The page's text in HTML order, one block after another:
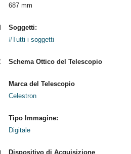
687 mm
Soggetti:
#Tutti i soggetti
Schema Ottico del Telescopio
Marca del Telescopio
Celestron
Tipo Immagine:
Digitale
Dispositivo di Acquisizione